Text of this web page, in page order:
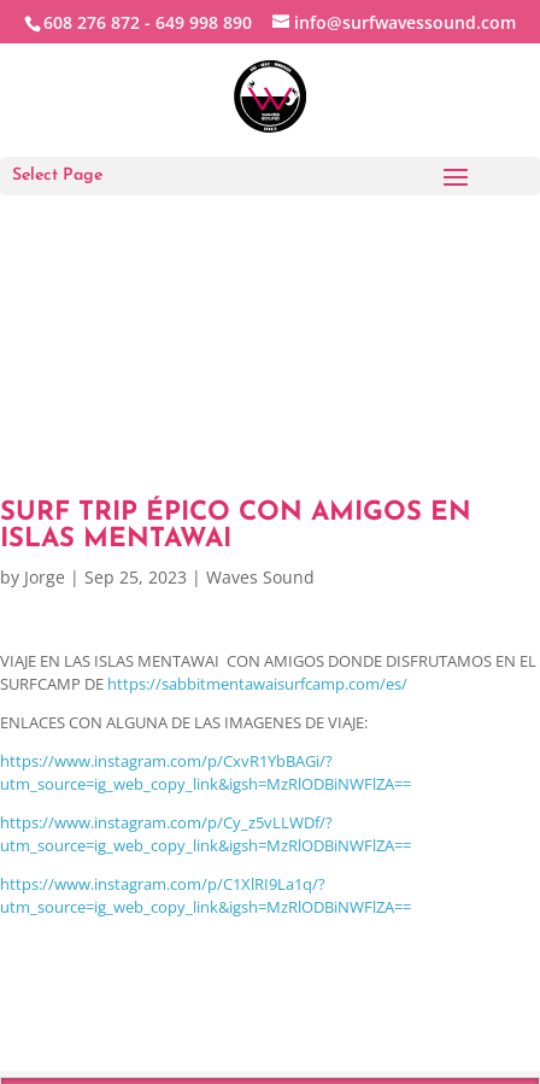
608 276 872 - 649 998 890 info@surfwavessound.com
Select Page
SURF TRIP ÉPICO CON AMIGOS EN
ISLAS MENTAWAI
by Jorge | Sep 25, 2023 | Waves Sound
VIAJE EN LAS ISLAS MENTAWAI CON AMIGOS DONDE DISFRUTAMOS EN EL
SURFCAMP DE https://sabbitmentawaisurfcamp.com/es/
ENLACES CON ALGUNA DE LAS IMAGENES DE VIAJE:
https://www.instagram.com/p/CxvR1YbBAGi/?
utm_source=ig_web_copy_link&igsh=MzRlODBiNWFlZA==
https://www.instagram.com/p/Cy_z5vLLWDf/?
utm_source=ig_web_copy_link&igsh=MzRlODBiNWFlZA==
https://www.instagram.com/p/C1XlRI9La1q/?
utm_source=ig_web_copy_link&igsh=MzRlODBiNWFlZA==